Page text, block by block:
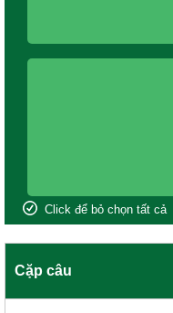
Click để bỏ chọn tất cả
Cặp câu